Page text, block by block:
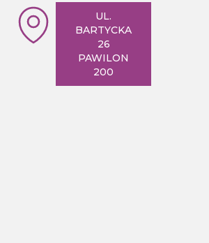
UL.
BARTYCKA
26
PAWILON
200